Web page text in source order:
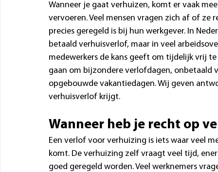
Wanneer je gaat verhuizen, komt er vaak
vervoeren. Veel mensen vragen zich af of
precies geregeld is bij hun werkgever. In
betaald verhuisverlof, maar in veel
medewerkers de kans geeft om tijdelijk vrij
gaan om bijzondere verlofdagen,
opgebouwde vakantiedagen. Wij geven
verhuisverlof krijgt.
Wanneer heb je recht op
Een verlof voor verhuizing is iets waar veel
komt. De verhuizing zelf vraagt veel tijd,
goed geregeld worden. Veel werknemers